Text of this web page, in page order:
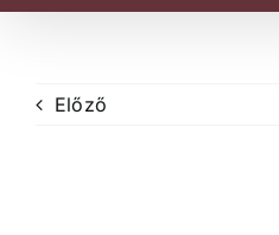
Előző